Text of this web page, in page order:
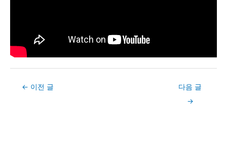
Post← 이전 글
다음 글
→